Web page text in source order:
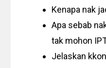
Kenapa nak
Apa sebab
tak mohon
Jelaskan